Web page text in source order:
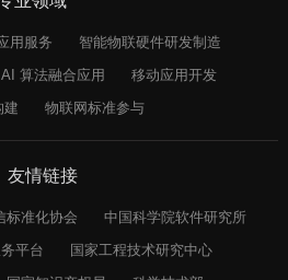
用服务
智能物联硬件研发制造
AI 算法融合应用
移动应用开发
建
物联网标准参与
友情链接
标准化协会
中国科学院软件研究所
平台
国家工程技术研究中心